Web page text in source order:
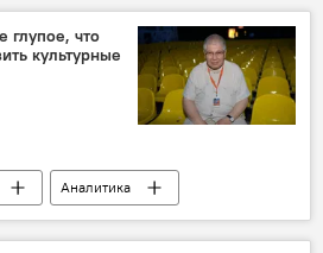
глупое, что
культурные
Аналитика